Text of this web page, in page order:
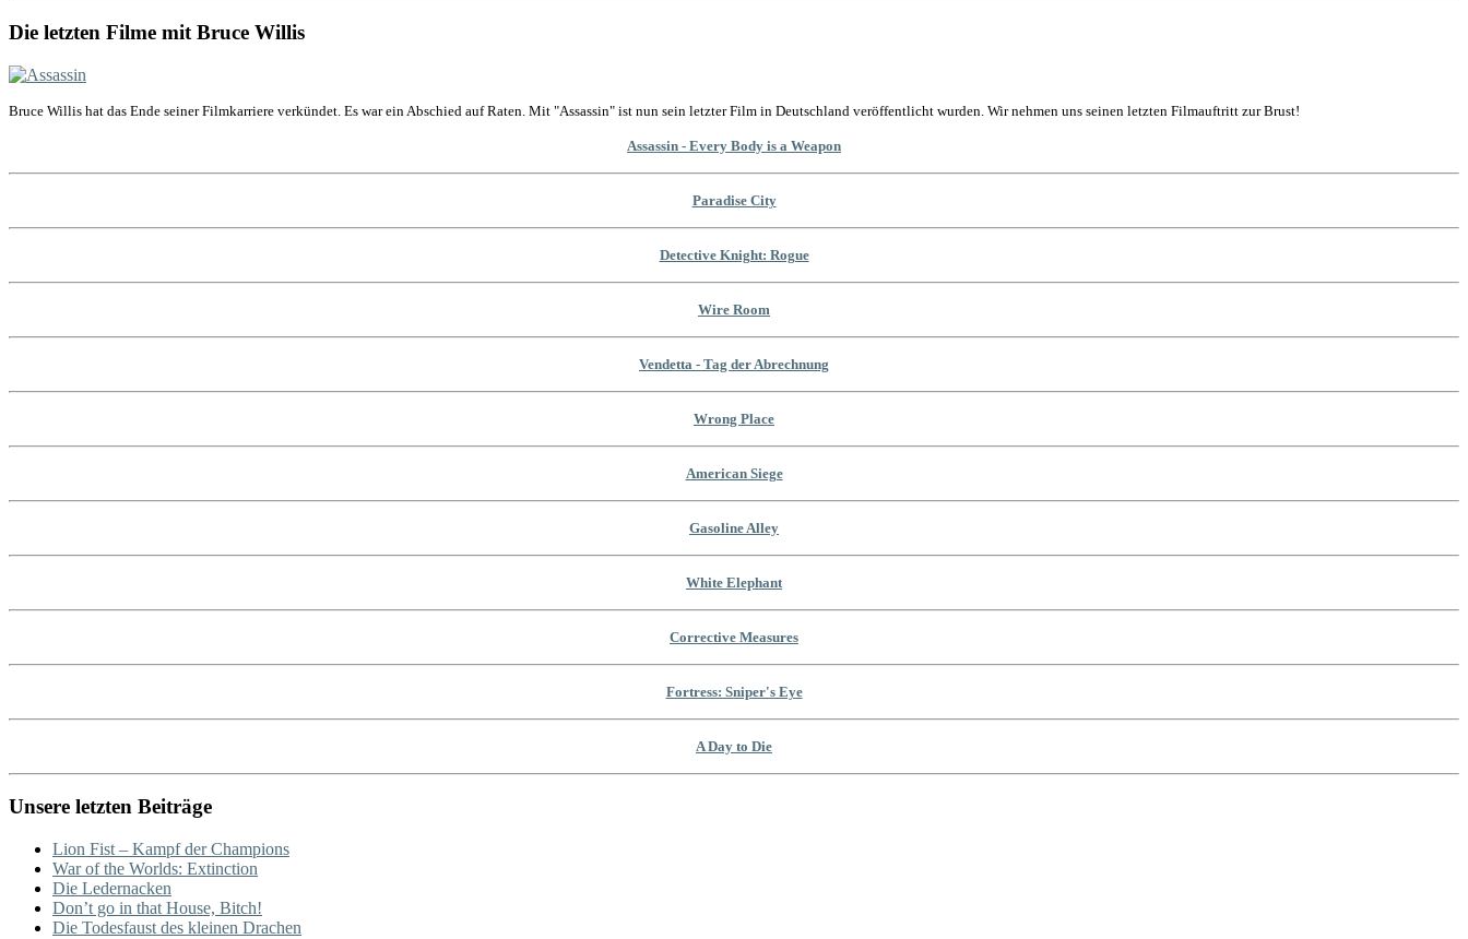
Die letzten Filme mit Bruce Willis
Bruce Willis hat das Ende seiner Filmkarriere verkündet. Es war ein Abschied auf Raten. Mit "Assassin" ist nun sein letzter Film in Deutschland veröffentlicht wurden. Wir nehmen uns seinen letzten Filmauftritt zur Brust!
Assassin - Every Body is a Weapon
Paradise City
Detective Knight: Rogue
Wire Room
Vendetta - Tag der Abrechnung
Wrong Place
American Siege
Gasoline Alley
White Elephant
Corrective Measures
Fortress: Sniper's Eye
A Day to Die
Unsere letzten Beiträge
Lion Fist – Kampf der Champions
War of the Worlds: Extinction
Die Ledernacken
Don’t go in that House, Bitch!
Die Todesfaust des kleinen Drachen